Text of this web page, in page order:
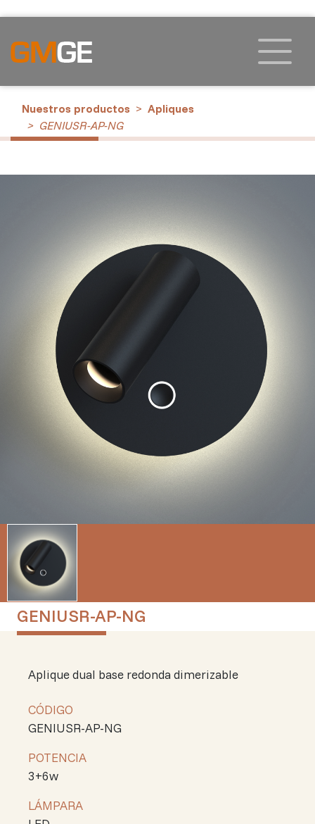
Nuestros productos
Apliques
GENIUSR-AP-NG
GENIUSR-AP-NG
Aplique dual base redonda dimerizable
CÓDIGO
GENIUSR-AP-NG
POTENCIA
3+6w
LÁMPARA